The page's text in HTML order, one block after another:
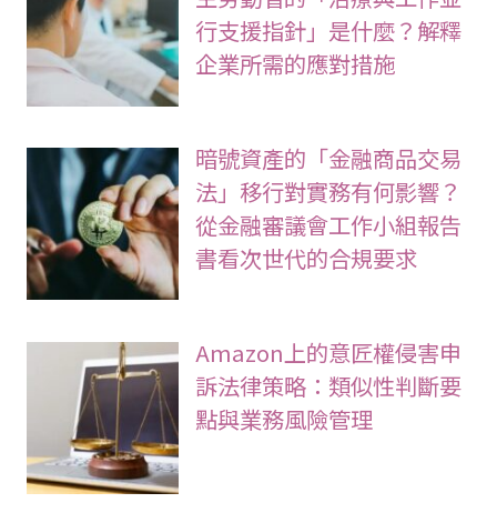
行支援指針」是什麼？解釋
企業所需的應對措施
暗號資產的「金融商品交易
法」移行對實務有何影響？
從金融審議會工作小組報告
書看次世代的合規要求
Amazon上的意匠權侵害申
訴法律策略：類似性判斷要
點與業務風險管理